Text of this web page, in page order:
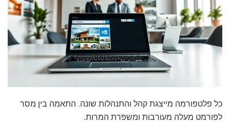
כל פלטפורמה מייצגת קהל והתנהלות שונה. התאמה בין מסר
לפורמט מעלה מעורבות ומשפרת המרות.